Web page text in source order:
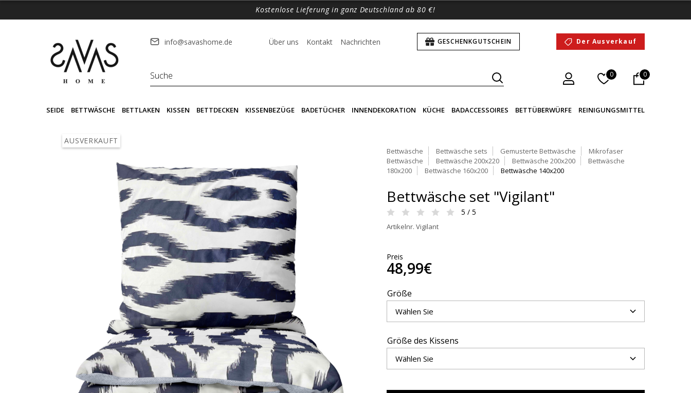
Kostenlose Lieferung in ganz Deutschland ab 80 €!
info@savashome.de Über uns Kontakt Nachrichten GESCHENKGUTSCHEIN Der Ausverkauf
0 0
SEIDE BETTWÄSCHE BETTLAKEN KISSEN BETTDECKEN KISSENBEZÜGE BADETÜCHER INNENDEKORATION KÜCHE BADACCESSOIRES BETTÜBERWÜRFE REINIGUNGSMITTEL
AUSVERKAUFT
Bettwäsche Bettwäsche sets Gemusterte Bettwäsche
Mikrofaser
Bettwäsche
Bettwäsche 200x220 Bettwäsche 200x200
Bettwäsche
180x200
Bettwäsche 160x200 Bettwäsche 140x200
Bettwäsche set "Vigilant"
5 / 5
Artikelnr. Vigilant
Preis
48,99€
Größe
Größe des Kissens